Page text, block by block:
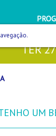
TER27
UM